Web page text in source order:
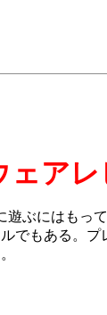
ェア
ぶにはもっ
もある。プ